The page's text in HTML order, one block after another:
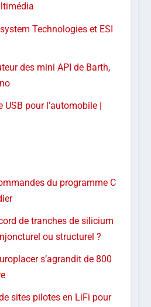
Technologies et ESI
des mini API de Barth,
USB pour l’automobile |
du programme C
de tranches de silicium
ou structurel ?
s’agrandit de 800
sites pilotes en LiFi pour